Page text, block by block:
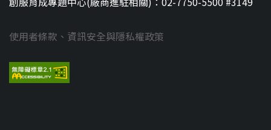
使用者條款、資訊安全與隱私權政策